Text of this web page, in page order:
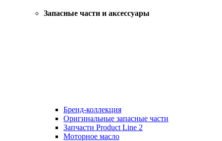
Запасные части и аксессуары
Бренд-коллекция
Оригинальные запасные части
Запчасти Product Line 2
Моторное масло